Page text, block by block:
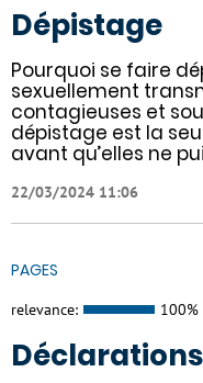
Dépistage
Pourquoi se faire
sexuellement
contagieuses et
dépistage est la
avant qu’elles ne
22/03/2024 11:06
PAGES
relevance: 100%